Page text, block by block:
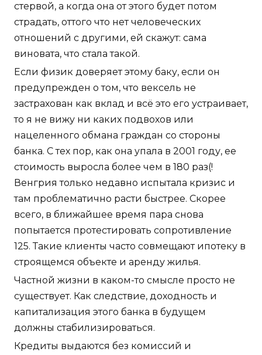
стервой, а когда она от этого будет потом
страдать, оттого что нет человеческих
отношений с другими, ей скажут: сама
виновата, что стала такой.
Если физик доверяет этому баку, если он
предупрежден о том, что вексель не
застрахован как вклад и всё это его устраивает,
то я не вижу ни каких подвохов или
нацеленного обмана граждан со стороны
банка. С тех пор, как она упала в 2001 году, ее
стоимость выросла более чем в 180 раз(!
Венгрия только недавно испытала кризис и
там проблематично расти быстрее. Скорее
всего, в ближайшее время пара снова
попытается протестировать сопротивление
125. Такие клиенты часто совмещают ипотеку в
строящемся объекте и аренду жилья.
Частной жизни в каком-то смысле просто не
существует. Как следствие, доходность и
капитализация этого банка в будущем
должны стабилизироваться.
Кредиты выдаются без комиссий и